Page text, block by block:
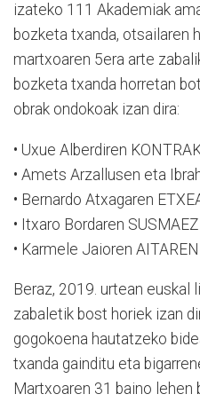
izateko 111 Akademiak
bozketa txanda, otsailaren
martxoaren 5era arte
bozketa txanda horretan
obrak ondokoak izan dira:
• Uxue Alberdiren
• Amets Arzallusen eta
• Bernardo Atxagaren
• Itxaro Bordaren
• Karmele Jaioren AITAREN
Beraz, 2019. urtean
zabaletik bost horiek izan
gogokoena hautatzeko
txanda gainditu eta
Martxoaren 31 baino lehen